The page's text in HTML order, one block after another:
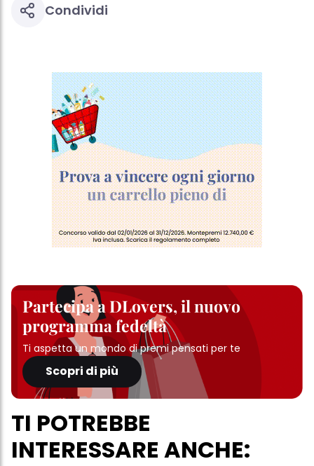
Condividi
Partecipa a DLovers, il nuovo
programma fedeltà
Ti aspetta un mondo di premi pensati per te
Scopri di più
TI POTREBBE
INTERESSARE ANCHE: